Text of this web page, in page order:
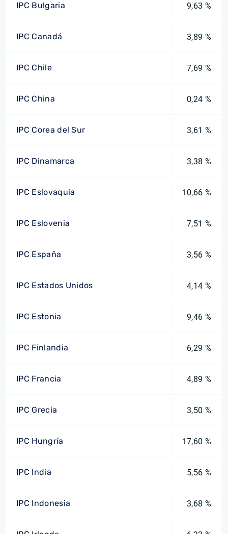
IPC Bulgaria 9,63 %
IPC Canadá 3,89 %
IPC Chile 7,69 %
IPC China 0,24 %
IPC Corea del Sur 3,61 %
IPC Dinamarca 3,38 %
IPC Eslovaquia 10,66 %
IPC Eslovenia 7,51 %
IPC España 3,56 %
IPC Estados Unidos 4,14 %
IPC Estonia 9,46 %
IPC Finlandia 6,29 %
IPC Francia 4,89 %
IPC Grecia 3,50 %
IPC Hungría 17,60 %
IPC India 5,56 %
IPC Indonesia 3,68 %